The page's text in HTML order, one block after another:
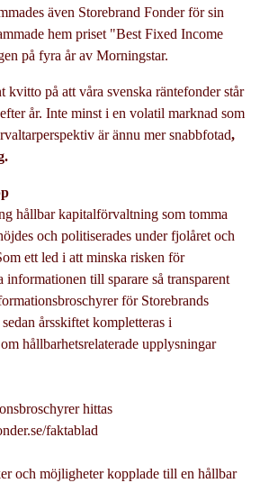
även Storebrand Fonder för sin
hem priset "Best Fixed Income
på fyra år av Morningstar.
kvitto på att våra svenska räntefonder står
år. Inte minst i en volatil marknad som
är ännu mer snabbfotad,
hållbar kapitalförvaltning som tomma
och politiserades under fjolåret och
ett led i att minska risken för
informationen till sparare så transparent
för Storebrands
årsskiftet kompletteras i
hållbarhetsrelaterade upplysningar
hittas
faktablad
och möjligheter kopplade till en hållbar